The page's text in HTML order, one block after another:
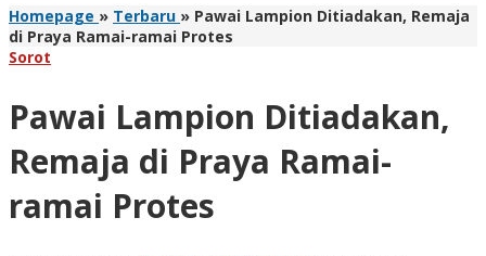
Homepage » Terbaru » Pawai Lampion Ditiadakan, Remaja
di Praya Ramai-ramai Protes
Sorot
Pawai Lampion Ditiadakan,
Remaja di Praya Ramai-
ramai Protes